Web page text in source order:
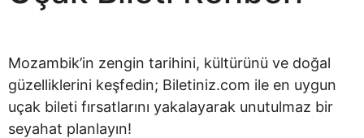
Mozambik’in zengin tarihini, kültürünü ve doğal
güzelliklerini keşfedin; Biletiniz.com ile en uygun
uçak bileti fırsatlarını yakalayarak unutulmaz bir
seyahat planlayın!